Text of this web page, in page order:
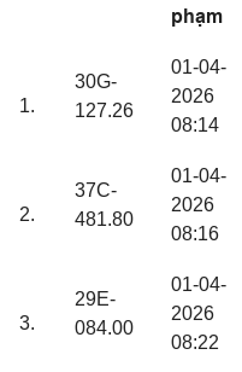
phạm
1.
30G-
127.26
01-04-
2026
08:14
2.
37C-
481.80
01-04-
2026
08:16
3.
29E-
084.00
01-04-
2026
08:22